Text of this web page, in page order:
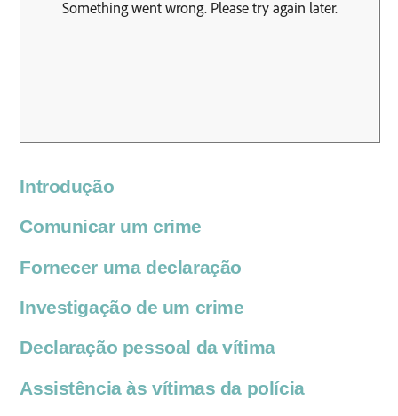
Introdução
Comunicar um crime
Fornecer uma declaração
Investigação de um crime
Declaração pessoal da vítima
Assistência às vítimas da polícia